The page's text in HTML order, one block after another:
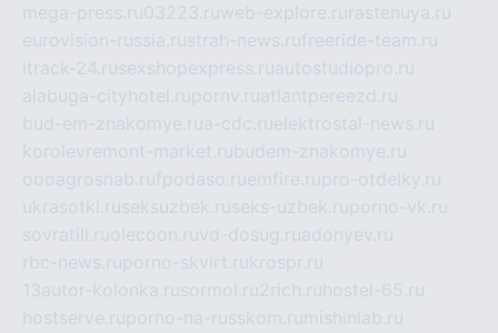
mega-press.ru03223.ruweb-explore.ru rastenuya.ru
eurovision-russia.rustrah-news.rufreeride-team.ru
itrack-24.rusexshopexpress.ruautostudiopro.ru
alabuga-cityhotel.rupornv.ruatlantpereezd.ru
bud-em-znakomye.rua-cdc.ruelektrostal-news.ru
korolevremont-market.rubudem-znakomye.ru
oooagrosnab.rufpodaso.ruemfire.rupro-otdelky.ru
ukrasotki.ruseksuzbek.ruseks-uzbek.ruporno-vk.ru
sovratili.ruolecoon.ruvd-dosug.ruadonyev.ru
rbc-news.ruporno-skvirt.rukrospr.ru
13autor-kolonka.rusormol.ru2rich.ru hostel-65.ru
hostserve.ruporno-na-russkom.ru mishinlab.ru